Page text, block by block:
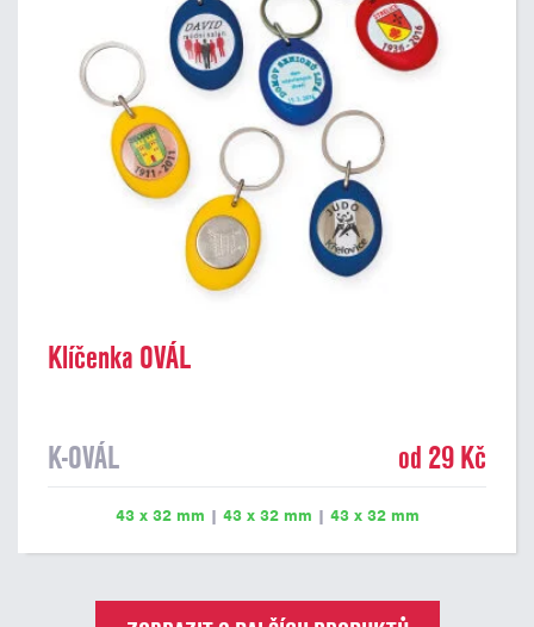
Klíčenka OVÁL
K-OVÁL od 29 Kč
43 x 32 mm | 43 x 32 mm | 43 x 32 mm